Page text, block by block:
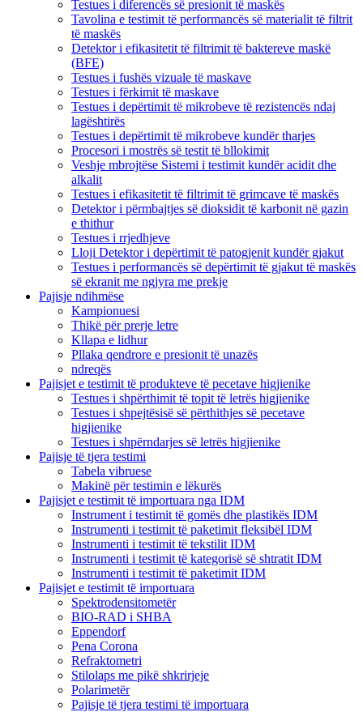
Testues i diferencës së presionit të maskës
Tavolina e testimit të performancës së materialit të filtrit
të maskës
Detektor i efikasitetit të filtrimit të baktereve maskë
(BFE)
Testues i fushës vizuale të maskave
Testues i fërkimit të maskave
Testues i depërtimit të mikrobeve të rezistencës ndaj
lagështirës
Testues i depërtimit të mikrobeve kundër tharjes
Procesori i mostrës së testit të bllokimit
Veshje mbrojtëse Sistemi i testimit kundër acidit dhe
alkalit
Testues i efikasitetit të filtrimit të grimcave të maskës
Detektor i përmbajtjes së dioksidit të karbonit në gazin
e thithur
Testues i rrjedhjeve
Lloji Detektor i depërtimit të patogjenit kundër gjakut
Testues i performancës së depërtimit të gjakut të maskës
së ekranit me ngjyra me prekje
Pajisje ndihmëse
Kampionuesi
Thikë për prerje letre
Kllapa e lidhur
Pllaka qendrore e presionit të unazës
ndreqës
Pajisjet e testimit të produkteve të pecetave higjienike
Testues i shpërthimit të topit të letrës higjienike
Testues i shpejtësisë së përthithjes së pecetave
higjienike
Testues i shpërndarjes së letrës higjienike
Pajisje të tjera testimi
Tabela vibruese
Makinë për testimin e lëkurës
Pajisjet e testimit të importuara nga IDM
Instrument i testimit të gomës dhe plastikës IDM
Instrumenti i testimit të paketimit fleksibël IDM
Instrumenti i testimit të tekstilit IDM
Instrumenti i testimit të kategorisë së shtratit IDM
Instrumenti i testimit të paketimit IDM
Pajisjet e testimit të importuara
Spektrodensitometër
BIO-RAD i SHBA
Eppendorf
Pena Corona
Refraktometri
Stilolaps me pikë shkrirjeje
Polarimetër
Pajisje të tjera testimi të importuara